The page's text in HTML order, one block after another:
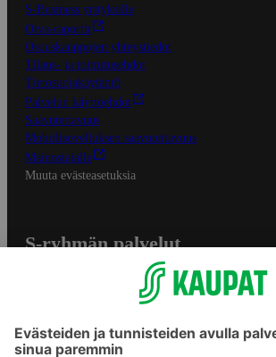
S-Business yrityksille
Oiva-raportit
Osuuskauppojen yhteystiedot
Tilaus- ja toimitusehdot
Tietosuojakäytäntö
Palvelun käyttöehdot
Saavutettavuus
Mobiilisovelluksen saavutettavuus
Mainostajalle
Muuta evästeasetuksia
S-ryhmän palvelut
Yhteishyvä Ruoka -sovellus
S-ostoslista -sovellus